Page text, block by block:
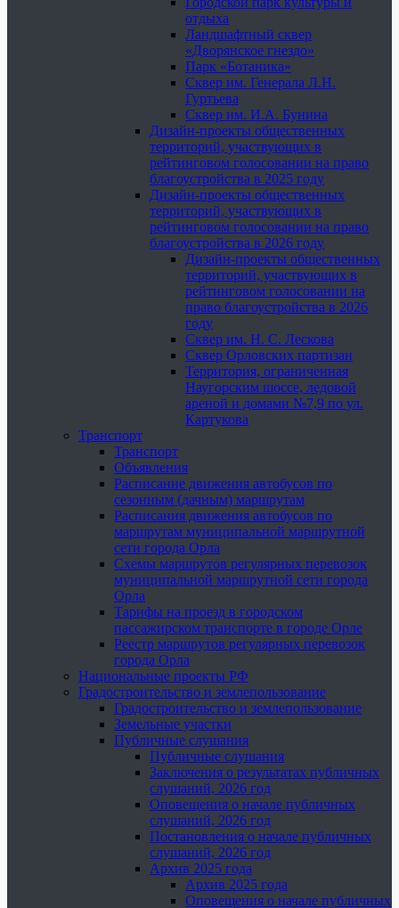
отдыха
Ландшафтный сквер
«Дворянское гнездо»
Парк «Ботаника»
Сквер им. Генерала Л.Н.
Гуртьева
Сквер им. И.А. Бунина
Дизайн-проекты общественных
территорий, участвующих в
рейтинговом голосовании на право
благоустройства в 2025 году
Дизайн-проекты общественных
территорий, участвующих в
рейтинговом голосовании на право
благоустройства в 2026 году
Дизайн-проекты общественных
территорий, участвующих в
рейтинговом голосовании на
право благоустройства в 2026
году
Сквер им. Н. С. Лескова
Сквер Орловских партизан
Территория, ограниченная
Наугорским шоссе, ледовой
ареной и домами №7,9 по ул.
Картукова
Транспорт
Транспорт
Объявления
Расписание движения автобусов по
сезонным (дачным) маршрутам
Расписания движения автобусов по
маршрутам муниципальной маршрутной
сети города Орла
Схемы маршрутов регулярных перевозок
муниципальной маршрутной сети города
Орла
Тарифы на проезд в городском
пассажирском транспорте в городе Орле
Реестр маршрутов регулярных перевозок
города Орла
Национальные проекты РФ
Градостроительство и землепользование
Градостроительство и землепользование
Земельные участки
Публичные слушания
Публичные слушания
Заключения о результатах публичных
слушаний, 2026 год
Оповещения о начале публичных
слушаний, 2026 год
Постановления о начале публичных
слушаний, 2026 год
Архив 2025 года
Архив 2025 года
Оповещения о начале публичных